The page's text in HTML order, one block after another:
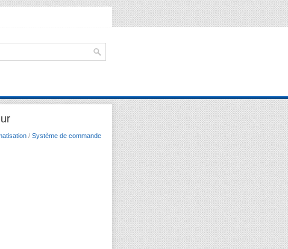
/ Système de commande